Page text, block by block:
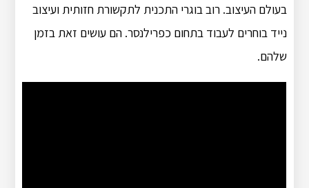
בעולם העיצוב. רוב בוגרי התכנית לתקשורת חזותית ועיצוב
נייד בוחרים לעבוד בתחום כפרילנסר. הם עושים זאת בזמן
שלהם.